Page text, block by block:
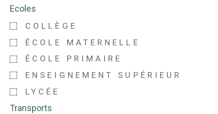
Ecoles
COLLÈGE
ÉCOLE MATERNELLE
ÉCOLE PRIMAIRE
ENSEIGNEMENT SUPÉRIEUR
LYCÉE
Transports